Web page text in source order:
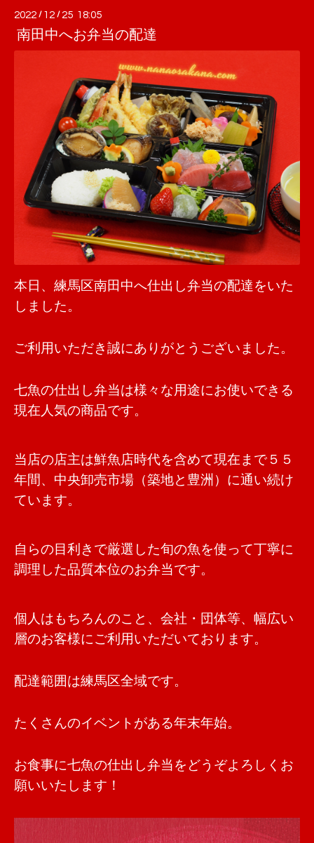
2022 / 12 / 25 18:05
南田中へお弁当の配達
本日、練馬区南田中へ仕出し弁当の配達をいた
しました。
ご利用いただき誠にありがとうございました。
七魚の仕出し弁当は様々な用途にお使いできる
現在人気の商品です。
当店の店主は鮮魚店時代を含めて現在まで５５
年間、中央卸売市場（築地と豊洲）に通い続け
ています。
自らの目利きで厳選した旬の魚を使って丁寧に
調理した品質本位のお弁当です。
個人はもちろんのこと、会社・団体等、幅広い
層のお客様にご利用いただいております。
配達範囲は練馬区全域です。
たくさんのイベントがある年末年始。
お食事に七魚の仕出し弁当をどうぞよろしくお
願いいたします！